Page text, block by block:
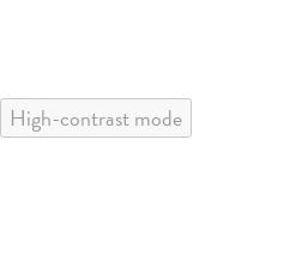
High-contrast mode